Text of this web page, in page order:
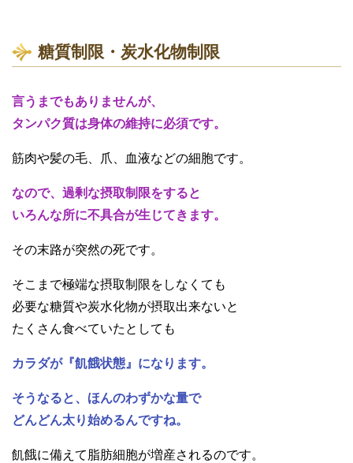
糖質制限・炭水化物制限
言うまでもありませんが、
タンパク質は身体の維持に必須です。
筋肉や髪の毛、爪、血液などの細胞です。
なので、過剰な摂取制限をすると
いろんな所に不具合が生じてきます。
その末路が突然の死です。
そこまで極端な摂取制限をしなくても
必要な糖質や炭水化物が摂取出来ないと
たくさん食べていたとしても
カラダが『飢餓状態』になります。
そうなると、ほんのわずかな量で
どんどん太り始めるんですね。
飢餓に備えて脂肪細胞が増産されるのです。